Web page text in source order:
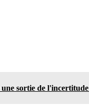
sortie de